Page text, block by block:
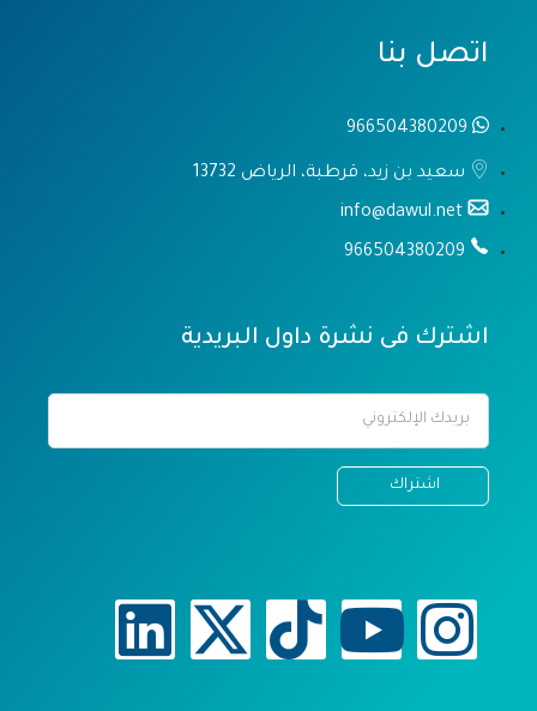
اتصل بنا
966504380209
سعيد بن زيد، قرطبة، الرياض 13732
info@dawul.net
966504380209
اشترك فى نشرة داول البريدية